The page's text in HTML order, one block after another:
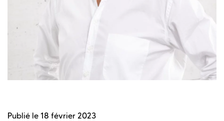
Publié le 18 février 2023